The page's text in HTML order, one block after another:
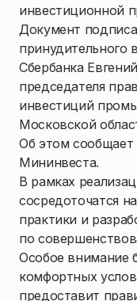
инвестиционной
Документ
принудительного
Сбербанка
председателя
инвестиций
Московской
Об этом сообщает
Мининвеста.
В рамках
сосредоточатся
практики и
по
Особое внимание
комфортных
предоставит